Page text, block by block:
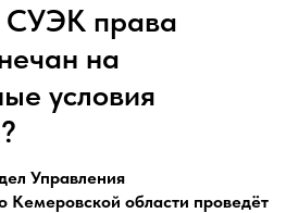
права
на
условия
Управления
Кемеровской области проведёт